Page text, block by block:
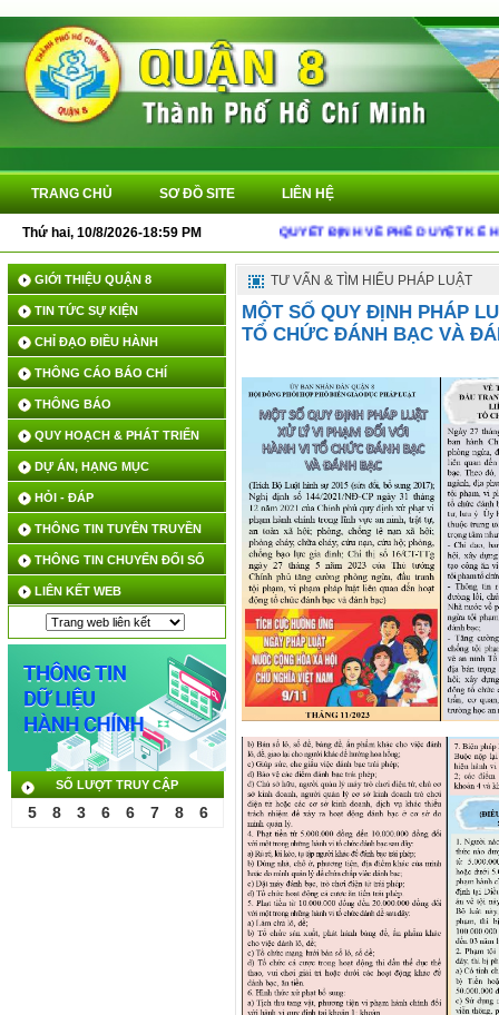
TRANG CHỦ SƠ ĐỒ SITE LIÊN HỆ
Thứ hai, 10/8/2026-18:59 PM QUYẾT ĐỊNH VỀ PHÊ DUYỆT KẾ
GIỚI THIỆU QUẬN 8
TIN TỨC SỰ KIỆN
CHỈ ĐẠO ĐIỀU HÀNH
THÔNG CÁO BÁO CHÍ
THÔNG BÁO
QUY HOẠCH & PHÁT TRIỂN
DỰ ÁN, HẠNG MỤC
HỎI - ĐÁP
THÔNG TIN TUYÊN TRUYỀN
THÔNG TIN CHUYỂN ĐỔI SỐ
LIÊN KẾT WEB
SỐ LƯỢT TRUY CẬP
5 8 3 6 6 7 8 6
TƯ VẤN & TÌM HIỂU PHÁP LUẬT
MỘT SỐ QUY ĐỊNH PHÁP
TỔ CHỨC ĐÁNH BẠC VÀ